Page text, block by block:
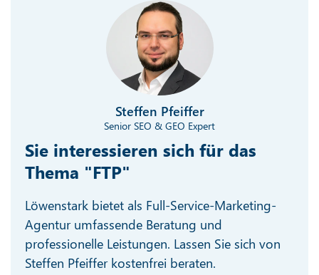
Steffen Pfeiffer
Senior SEO & GEO Expert
Sie interessieren sich für das
Thema "FTP"
Löwenstark bietet als Full-Service-Marketing-
Agentur umfassende Beratung und
professionelle Leistungen. Lassen Sie sich von
Steffen Pfeiffer kostenfrei beraten.